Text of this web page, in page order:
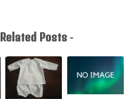
Related Posts-